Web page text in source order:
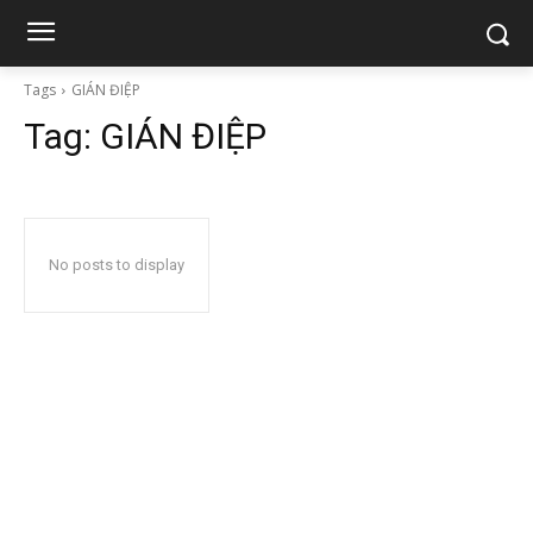
Tags GIÁN ĐIỆP
Tag: GIÁN ĐIỆP
No posts to display